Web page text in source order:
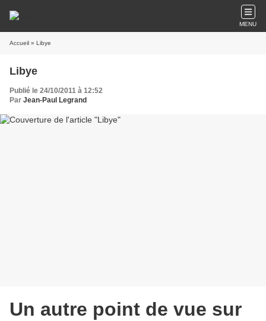
MENU
Accueil » Libye
Libye
Publié le 24/10/2011 à 12:52
Par Jean-Paul Legrand
Un autre point de vue sur